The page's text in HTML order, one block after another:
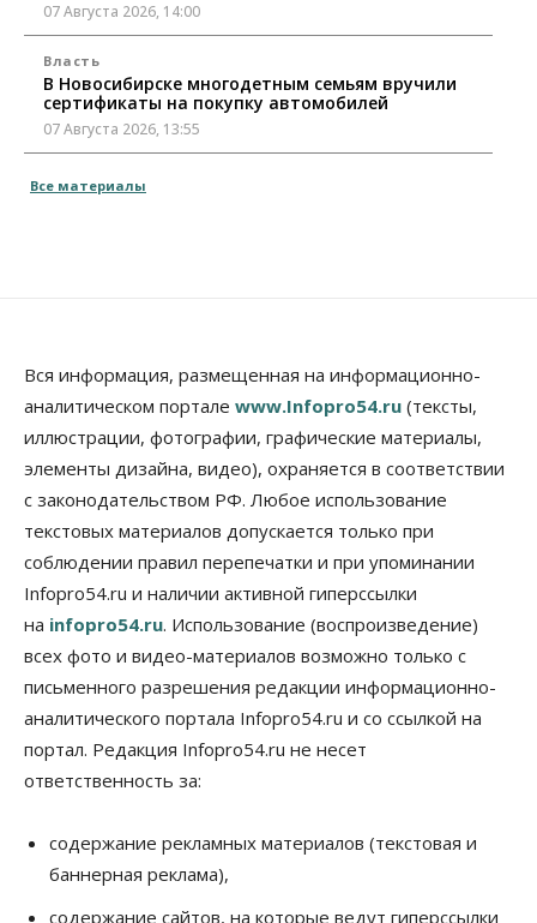
07 Августа 2026, 14:00
Власть
В Новосибирске многодетным семьям вручили
сертификаты на покупку автомобилей
07 Августа 2026, 13:55
Треть автовладельцев в Новосибирской области
07 Августа 2026, 12:35
Общество
Синоптики рассказали о погоде в Новосибирске
на выходных
07 Августа 2026, 12:00
Жители Новосибирска смогут добровольно
повысить свою пенсию
07 Августа 2026, 11:30
Общество
Деньгами будут распоряжаться дети: в десяти
школах Новосибирской области введут
инициативное бюджетирование
07 Августа 2026, 11:00
заключили под стражу
07 Августа 2026, 10:15
Все материалы
Вся информация, размещенная на информационно-
аналитическом портале www.Infopro54.ru (тексты,
иллюстрации, фотографии, графические материалы,
элементы дизайна, видео), охраняется в соответствии
с законодательством РФ. Любое использование
текстовых материалов допускается только при
соблюдении правил перепечатки и при упоминании
Infopro54.ru и наличии активной гиперссылки
на infopro54.ru. Использование (воспроизведение)
всех фото и видео-материалов возможно только с
письменного разрешения редакции информационно-
аналитического портала Infopro54.ru и со ссылкой на
портал. Редакция Infopro54.ru не несет
ответственность за:
содержание рекламных материалов (текстовая и
баннерная реклама),
содержание сайтов, на которые ведут гиперссылки